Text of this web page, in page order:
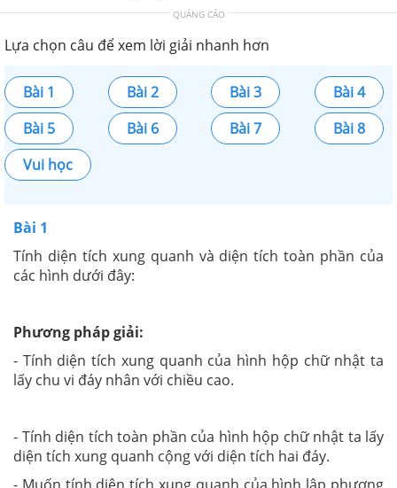
QUẢNG CÁO
Lựa chọn câu để xem lời giải nhanh hơn
Bài 1 Bài 2 Bài 3
Bài 4
Bài 5
Bài 6 Bài 7
Bài 8
Vui học
Bài 1
Tính diện tích xung quanh và diện tích toàn phần của
các hình dưới đây:
Phương pháp giải:
- Tính diện tích xung quanh của hình hộp chữ nhật ta
lấy chu vi đáy nhân với chiều cao.
- Tính diện tích toàn phần của hình hộp chữ nhật ta lấy
diện tích xung quanh cộng với diện tích hai đáy.